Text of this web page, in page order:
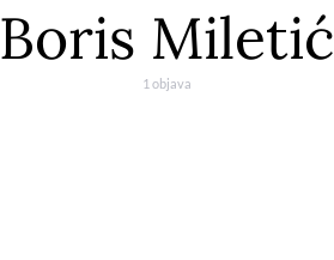
Boris Miletić
1 objava